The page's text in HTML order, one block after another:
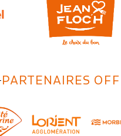
PARTENAIRES